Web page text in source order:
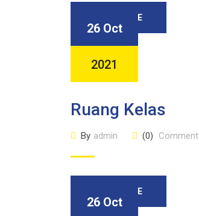
READ MORE
26 Oct
2021
Ruang Kelas
By admin (0) Comment
READ MORE
26 Oct